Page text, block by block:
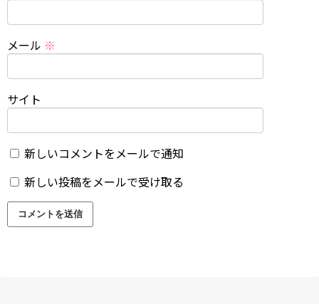
メール ※
サイト
新しいコメントをメールで通知
新しい投稿をメールで受け取る